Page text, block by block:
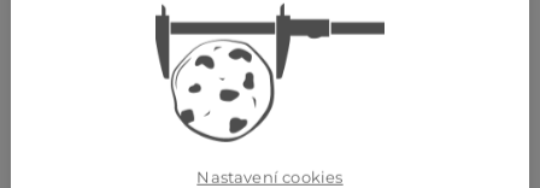
Podlahová lišta
Nastavení cookies